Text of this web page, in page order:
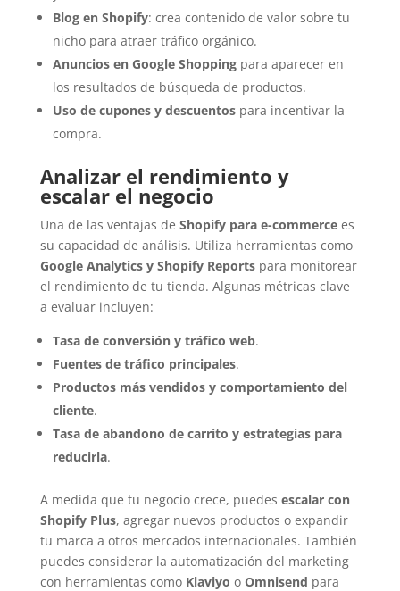
Blog en Shopify: crea contenido de valor sobre tu
nicho para atraer tráfico orgánico.
Anuncios en Google Shoppingpara aparecer en
los resultados de búsqueda de productos.
Uso de cupones y descuentospara incentivar la
compra.
Analizar el rendimiento y
escalar el negocio
Una de las ventajas de Shopify para e-commercees
su capacidad de análisis. Utiliza herramientas como
Google Analytics y Shopify Reportspara monitorear
el rendimiento de tu tienda. Algunas métricas clave
a evaluar incluyen:
Tasa de conversión y tráfico web.
Fuentes de tráfico principales.
Productos más vendidos y comportamiento del
cliente.
Tasa de abandono de carrito y estrategias para
reducirla.
A medida que tu negocio crece, puedes escalar con
Shopify Plus, agregar nuevos productos o expandir
tu marca a otros mercados internacionales. También
puedes considerar la automatización del marketing
con herramientas como Klaviyo o Omnisend para